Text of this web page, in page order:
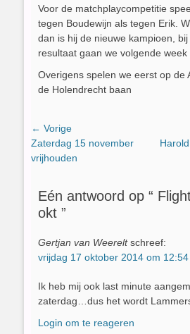
Voor de matchplaycompetitie
tegen Boudewijn als tegen Erik.
dan is hij de nieuwe kampioen,
resultaat gaan we volgende week
Overigens spelen we eerst op de
de Holendrecht baan
Bericht
navigatie
← Vorige
Vorig
bericht:
Zaterdag 15 november
vrijhouden
Volgend
Eén antwoord op “
okt ”
Gertjan van Weerelt schreef:
vrijdag 17 oktober 2014 om 12:54
Ik heb mij ook last minute
zaterdag…dus het wordt
Login om te reageren